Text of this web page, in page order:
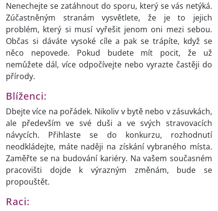
Nenechejte se zatáhnout do sporu, který se vás netýká.
Zúčastněným stranám vysvětlete, že je to jejich
problém, který si musí vyřešit jenom oni mezi sebou.
Občas si dáváte vysoké cíle a pak se trápíte, když se
něco nepovede. Pokud budete mít pocit, že už
nemůžete dál, více odpočívejte nebo vyrazte častěji do
přírody.
Blíženci:
Dbejte více na pořádek. Nikoliv v bytě nebo v zásuvkách,
ale především ve své duši a ve svých stravovacích
návycích. Přihlaste se do konkurzu, rozhodnutí
neodkládejte, máte naději na získání vybraného místa.
Zaměřte se na budování kariéry. Na vašem současném
pracovišti dojde k výrazným změnám, bude se
propouštět.
Raci: